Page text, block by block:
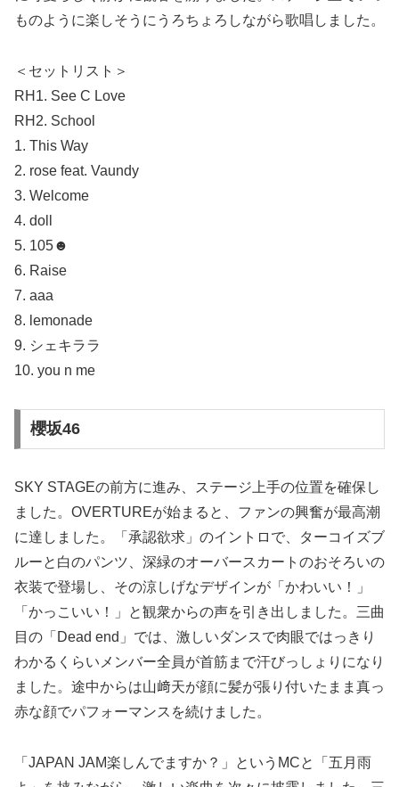
ものように楽しそうにうろちょろしながら歌唱しました。
＜セットリスト＞
RH1. See C Love
RH2. School
1. This Way
2. rose feat. Vaundy
3. Welcome
4. doll
5. 105☻
6. Raise
7. aaa
8. lemonade
9. シェキララ
10. you n me
櫻坂46
SKY STAGEの前方に進み、ステージ上手の位置を確保し
ました。OVERTUREが始まると、ファンの興奮が最高潮
に達しました。「承認欲求」のイントロで、ターコイズブ
ルーと白のパンツ、深緑のオーバースカートのおそろいの
衣装で登場し、その涼しげなデザインが「かわいい！」
「かっこいい！」と観衆からの声を引き出しました。三曲
目の「Dead end」では、激しいダンスで肉眼ではっきり
わかるくらいメンバー全員が首筋まで汗びっしょりになり
ました。途中からは山﨑天が顔に髪が張り付いたまま真っ
赤な顔でパフォーマンスを続けました。
「JAPAN JAM楽しんでますか？」というMCと「五月雨